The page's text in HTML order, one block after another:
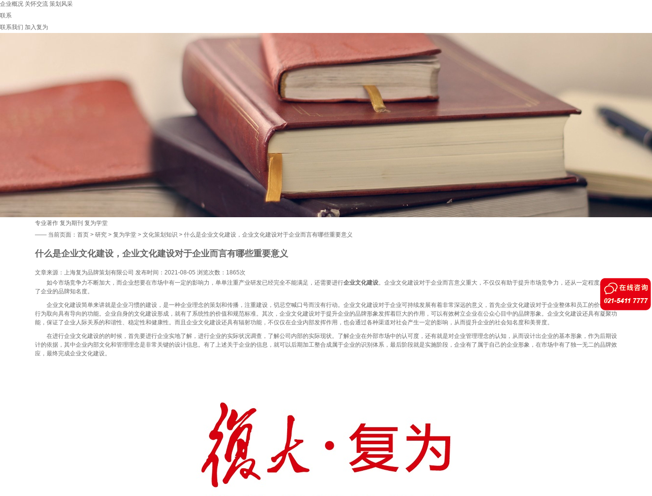
企业概况 关怀交流 策划风采
联系
联系我们 加入复为
专业著作 复为期刊 复为学堂
—— 当前页面： 首页 > 研究 > 复为学堂 > 文化策划知识 > 什么是企业文化建设，企业文化建设对于企业而言有哪些重要意义
什么是企业文化建设，企业文化建设对于企业而言有哪些重要意义
文章来源：上海复为品牌策划有限公司 发布时间：2021-08-05 浏览次数： 1865次
如今市场竞争力不断加大，而企业想要在市场中有一定的影响力，单单注重产业研发已经完全不能满足，还需要进行企业文化建设。企业文化建设对于企业而言意义重大，不仅仅有助于提升市场竞争力，还从一定程度上扩大
了企业的品牌知名度。
企业文化建设简单来讲就是企业习惯的建设，是一种企业理念的策划和传播，注重建设，切忌空喊口号而没有行动。企业文化建设对于企业可持续发展有着非常深远的意义，首先企业文化建设对于企业整体和员工的价值观级
行为取向具有导向的功能。企业自身的文化建设形成，就有了系统性的价值和规范标准。其次，企业文化建设对于提升企业的品牌形象发挥着巨大的作用，可以有效树立企业在公众心目中的品牌形象。企业文化建设还具有凝聚功
能，保证了企业人际关系的和谐性、稳定性和健康性。而且企业文化建设还具有辐射功能，不仅仅在企业内部发挥作用，也会通过各种渠道对社会产生一定的影响，从而提升企业的社会知名度和美誉度。
在进行企业文化建设的的时候，首先要进行企业实地了解，进行企业的实际状况调查，了解公司内部的实际现状。了解企业在外部市场中的认可度，还有就是对企业管理理念的认知，从而设计出企业的基本形象，作为后期设
计的依据，其中企业内部文化和管理理念是非常关键的设计信息。有了上述关于企业的信息，就可以后期加工整合成属于企业的识别体系，最后阶段就是实施阶段，企业有了属于自己的企业形象，在市场中有了独一无二的品牌效
应，最终完成企业文化建设。